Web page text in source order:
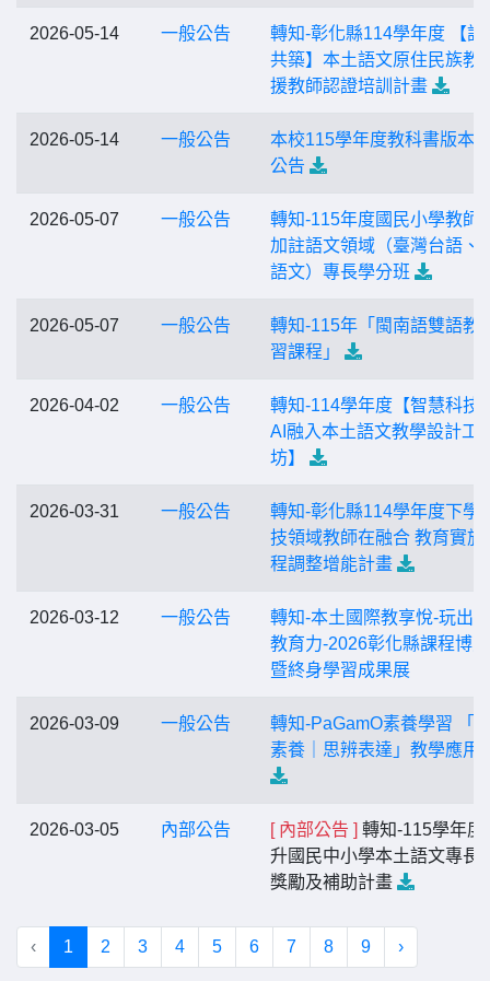
2026-05-14 一般公告
轉知-彰化縣114學年度 【語
共築】本土語文原住民族教
援教師認證培訓計畫
2026-05-14 一般公告
本校115學年度教科書版本
公告
2026-05-07 一般公告
轉知-115年度國民小學教師
加註語文領域（臺灣台語、
語文）專長學分班
2026-05-07 一般公告
轉知-115年「閩南語雙語教
習課程」
2026-04-02 一般公告
轉知-114學年度【智慧科技
AI融入本土語文教學設計工
坊】
2026-03-31 一般公告
轉知-彰化縣114學年度下學
技領域教師在融合 教育實施
程調整增能計畫
2026-03-12 一般公告
轉知-本土國際教享悅-玩出
教育力-2026彰化縣課程博
暨終身學習成果展
2026-03-09 一般公告
轉知-PaGamO素養學習 「
素養｜思辨表達」教學應用
2026-03-05 內部公告 [ 內部公告 ] 轉知-115學年度
升國民中小學本土語文專長
獎勵及補助計畫
‹ 1 2 3 4 5 6 7 8 9 ›